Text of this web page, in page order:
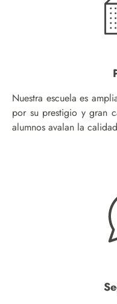
Nuestra escuela es
por su prestigio y gran
alumnos avalan la